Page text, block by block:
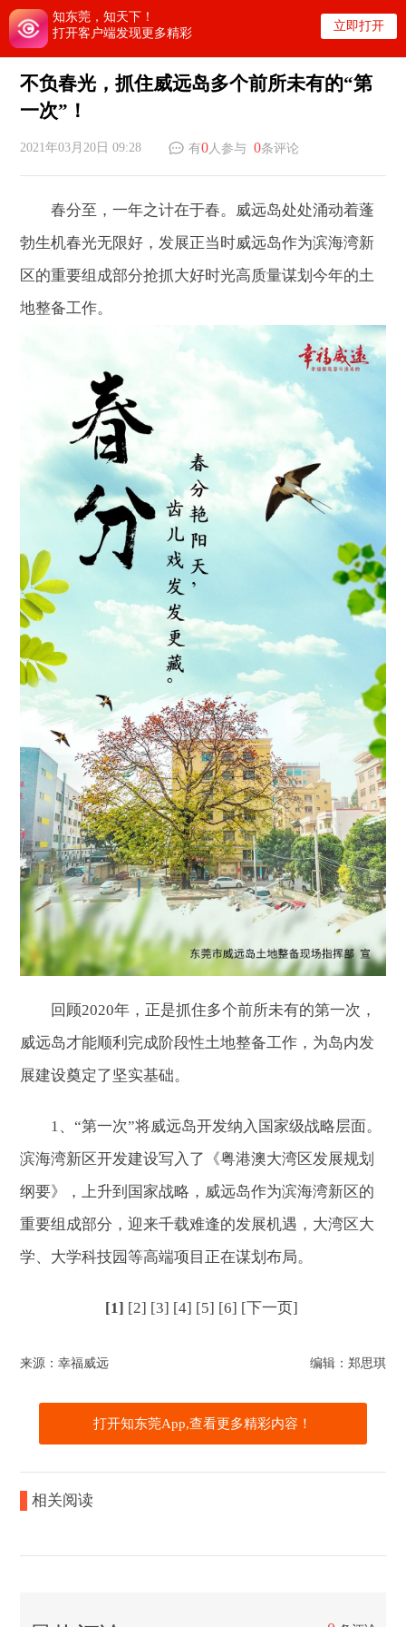
知东莞，知天下！
打开客户端发现更多精彩
立即打开
不负春光，抓住威远岛多个前所未有的“第
一次”！
2021年03月20日 09:28 有0人参与0条评论
春分至，一年之计在于春。威远岛处处涌动着蓬
勃生机春光无限好，发展正当时威远岛作为滨海湾新
区的重要组成部分抢抓大好时光高质量谋划今年的土
地整备工作。
回顾2020年，正是抓住多个前所未有的第一次，
威远岛才能顺利完成阶段性土地整备工作，为岛内发
展建设奠定了坚实基础。
1、“第一次”将威远岛开发纳入国家级战略层面。
滨海湾新区开发建设写入了《粤港澳大湾区发展规划
纲要》，上升到国家战略，威远岛作为滨海湾新区的
重要组成部分，迎来千载难逢的发展机遇，大湾区大
学、大学科技园等高端项目正在谋划布局。
[1] [2] [3] [4] [5] [6] [下一页]
来源：幸福威远 编辑：郑思琪
打开知东莞App,查看更多精彩内容！
相关阅读